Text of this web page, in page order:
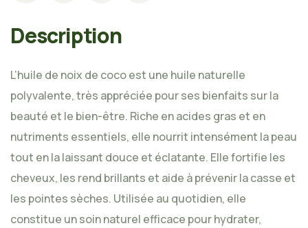
Description
L’huile de noix de coco est une huile naturelle
polyvalente, très appréciée pour ses bienfaits sur la
beauté et le bien-être. Riche en acides gras et en
nutriments essentiels, elle nourrit intensément la peau
tout en la laissant douce et éclatante. Elle fortifie les
cheveux, les rend brillants et aide à prévenir la casse et
les pointes sèches. Utilisée au quotidien, elle
constitue un soin naturel efficace pour hydrater,